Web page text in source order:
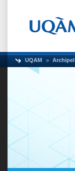
UQAM Archipel